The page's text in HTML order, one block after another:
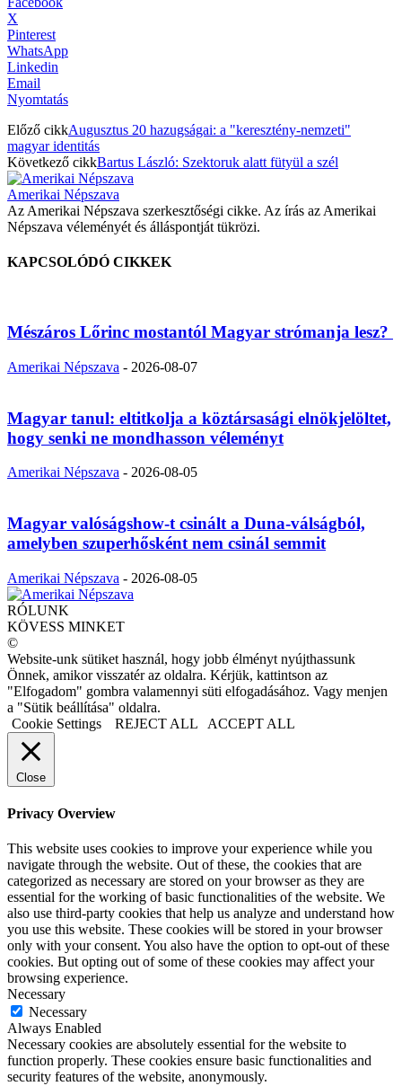
X
Pinterest
WhatsApp
Linkedin
Email
Nyomtatás
Előző cikkAugusztus 20 hazugságai: a "keresztény-nemzeti"
magyar identitás
Következő cikkBartus László: Szektoruk alatt fütyül a szél
Amerikai Népszava
Az Amerikai Népszava szerkesztőségi cikke. Az írás az Amerikai
Népszava véleményét és álláspontját tükrözi.
KAPCSOLÓDÓ CIKKEK
Mészáros Lőrinc mostantól Magyar strómanja lesz?
Amerikai Népszava - 2026-08-07
Magyar tanul: eltitkolja a köztársasági elnökjelöltet,
hogy senki ne mondhasson véleményt
Amerikai Népszava - 2026-08-05
Magyar valóságshow-t csinált a Duna-válságból,
amelyben szuperhősként nem csinál semmit
Amerikai Népszava - 2026-08-05
RÓLUNK
KÖVESS MINKET
©
Website-unk sütiket használ, hogy jobb élményt nyújthassunk
Önnek, amikor visszatér az oldalra. Kérjük, kattintson az
"Elfogadom" gombra valamennyi süti elfogadásához. Vagy menjen
a "Sütik beállítása" oldalra.
Cookie Settings
REJECT ALL ACCEPT ALL
Close
Privacy Overview
This website uses cookies to improve your experience while you
navigate through the website. Out of these, the cookies that are
categorized as necessary are stored on your browser as they are
essential for the working of basic functionalities of the website. We
also use third-party cookies that help us analyze and understand how
you use this website. These cookies will be stored in your browser
only with your consent. You also have the option to opt-out of these
cookies. But opting out of some of these cookies may affect your
browsing experience.
Necessary
Necessary
Always Enabled
Necessary cookies are absolutely essential for the website to
function properly. These cookies ensure basic functionalities and
security features of the website, anonymously.